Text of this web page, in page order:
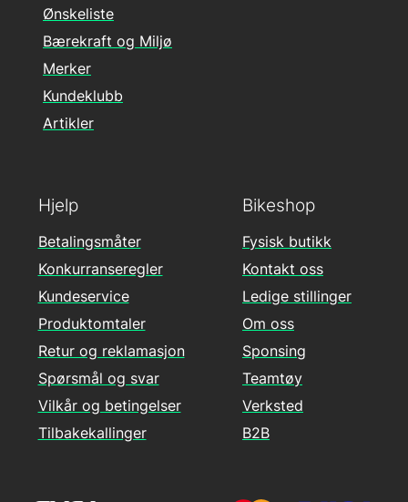
Hjelp
Betalingsmåter
Konkurranseregler
Kundeservice
Produktomtaler
Retur og reklamasjon
Spørsmål og svar
Vilkår og betingelser
Tilbakekallinger
Ønskeliste
Bærekraft og Miljø
Merker
Kundeklubb
Artikler
Bikeshop
Fysisk butikk
Kontakt oss
Ledige stillinger
Om oss
Sponsing
Teamtøy
Verksted
B2B